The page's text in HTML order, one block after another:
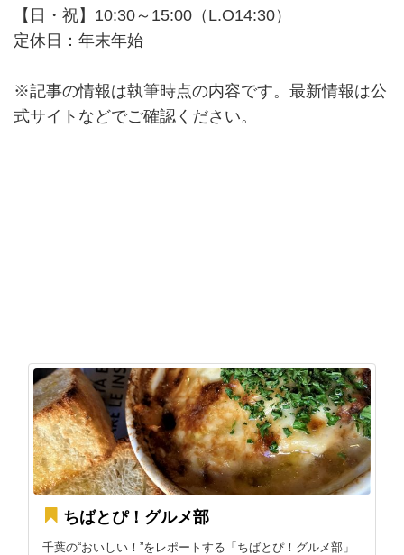
【日・祝】10:30～15:00（L.O14:30）
定休日：年末年始
※記事の情報は執筆時点の内容です。最新情報は公
式サイトなどでご確認ください。
ちばとぴ！グルメ部
千葉の“おいしい！”をレポートする「ちばとぴ！グルメ部」